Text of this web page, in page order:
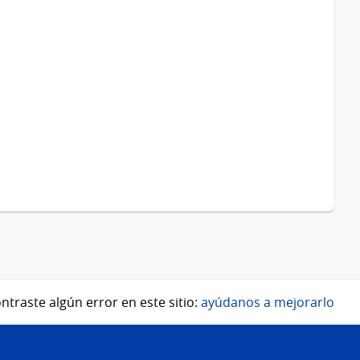
algún error en este sitio: ayúdanos a mejorarlo